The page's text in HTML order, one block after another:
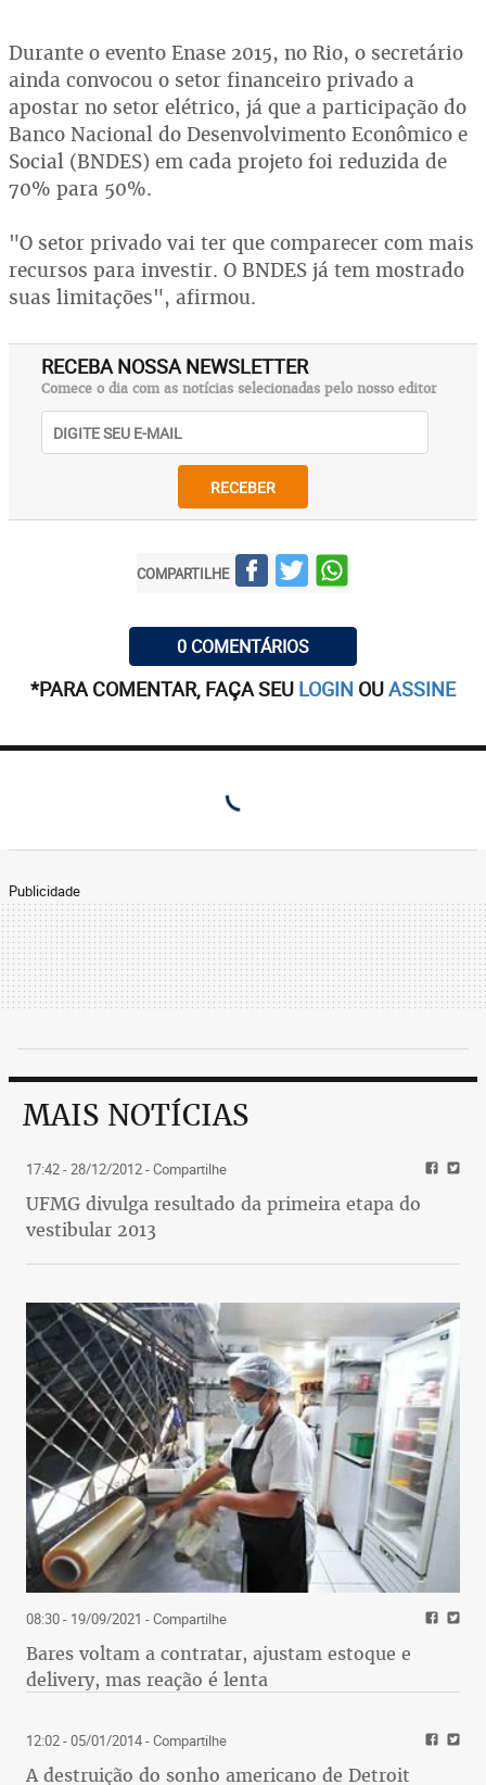
Durante o evento Enase 2015, no Rio, o secretário
ainda convocou o setor financeiro privado a
apostar no setor elétrico, já que a participação do
Banco Nacional do Desenvolvimento Econômico e
Social (BNDES) em cada projeto foi reduzida de
70% para 50%.
"O setor privado vai ter que comparecer com mais
recursos para investir. O BNDES já tem mostrado
suas limitações", afirmou.
RECEBA NOSSA NEWSLETTER
Comece o dia com as notícias selecionadas pelo nosso editor
RECEBER
COMPARTILHE
0 COMENTÁRIOS
*PARA COMENTAR, FAÇA SEU LOGIN OUASSINE
Publicidade
MAIS NOTÍCIAS
17:42 - 28/12/2012- Compartilhe
UFMG divulga resultado da primeira etapa do
vestibular 2013
08:30 - 19/09/2021 - Compartilhe
Bares voltam a contratar, ajustam estoque e
delivery, mas reação é lenta
12:02 - 05/01/2014- Compartilhe
A destruição do sonho americano de Detroit